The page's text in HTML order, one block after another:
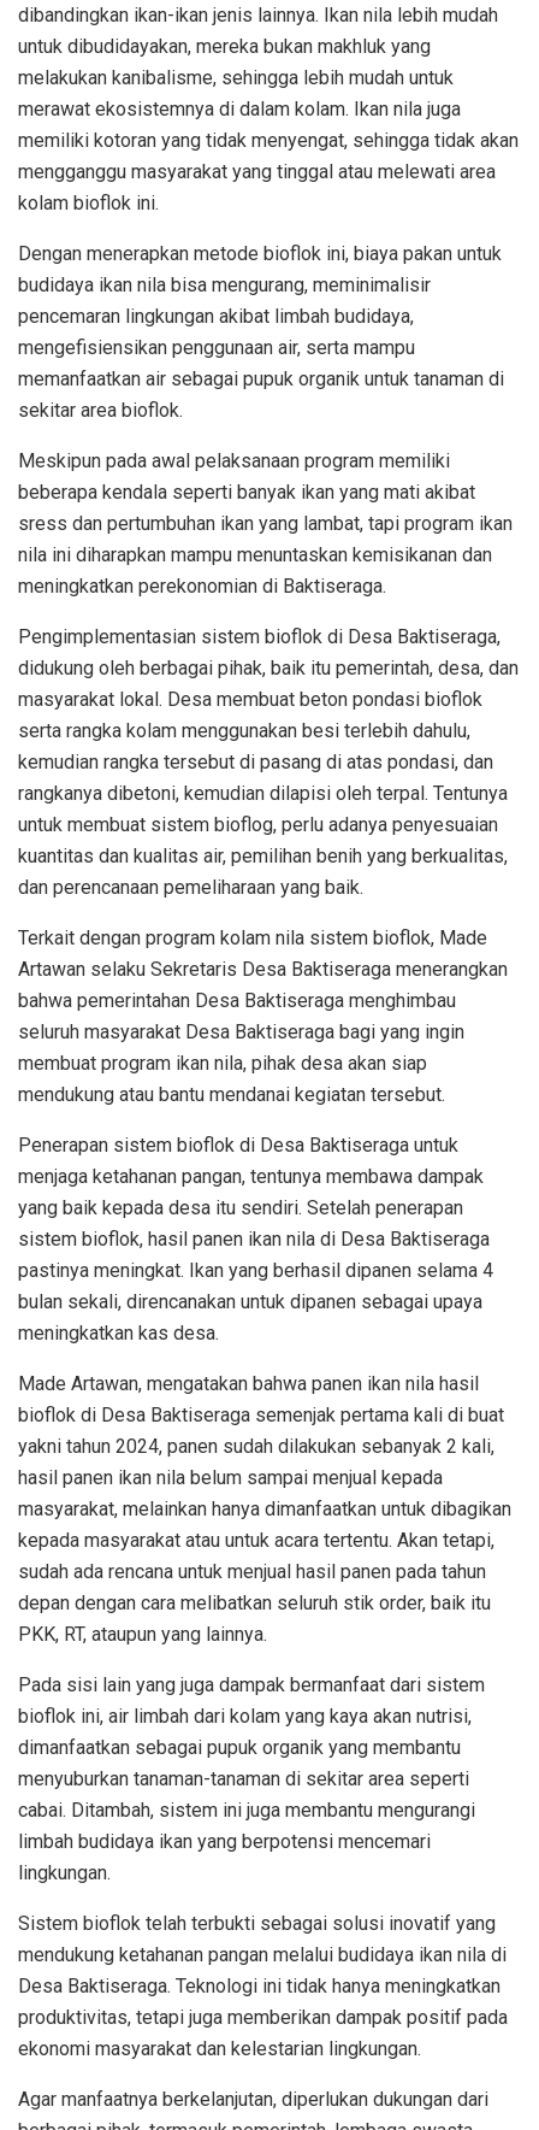
dibandingkan ikan-ikan jenis lainnya. Ikan nila lebih mudah
untuk dibudidayakan, mereka bukan makhluk yang
melakukan kanibalisme, sehingga lebih mudah untuk
merawat ekosistemnya di dalam kolam. Ikan nila juga
memiliki kotoran yang tidak menyengat, sehingga tidak akan
mengganggu masyarakat yang tinggal atau melewati area
kolam bioflok ini.
Dengan menerapkan metode bioflok ini, biaya pakan untuk
budidaya ikan nila bisa mengurang, meminimalisir
pencemaran lingkungan akibat limbah budidaya,
mengefisiensikan penggunaan air, serta mampu
memanfaatkan air sebagai pupuk organik untuk tanaman di
sekitar area bioflok.
Meskipun pada awal pelaksanaan program memiliki
beberapa kendala seperti banyak ikan yang mati akibat
sress dan pertumbuhan ikan yang lambat, tapi program ikan
nila ini diharapkan mampu menuntaskan kemisikanan dan
meningkatkan perekonomian di Baktiseraga.
Pengimplementasian sistem bioflok di Desa Baktiseraga,
didukung oleh berbagai pihak, baik itu pemerintah, desa, dan
masyarakat lokal. Desa membuat beton pondasi bioflok
serta rangka kolam menggunakan besi terlebih dahulu,
kemudian rangka tersebut di pasang di atas pondasi, dan
rangkanya dibetoni, kemudian dilapisi oleh terpal. Tentunya
untuk membuat sistem bioflog, perlu adanya penyesuaian
kuantitas dan kualitas air, pemilihan benih yang berkualitas,
dan perencanaan pemeliharaan yang baik.
Terkait dengan program kolam nila sistem bioflok, Made
Artawan selaku Sekretaris Desa Baktiseraga menerangkan
bahwa pemerintahan Desa Baktiseraga menghimbau
seluruh masyarakat Desa Baktiseraga bagi yang ingin
membuat program ikan nila, pihak desa akan siap
mendukung atau bantu mendanai kegiatan tersebut.
Penerapan sistem bioflok di Desa Baktiseraga untuk
menjaga ketahanan pangan, tentunya membawa dampak
yang baik kepada desa itu sendiri. Setelah penerapan
sistem bioflok, hasil panen ikan nila di Desa Baktiseraga
pastinya meningkat. Ikan yang berhasil dipanen selama 4
bulan sekali, direncanakan untuk dipanen sebagai upaya
meningkatkan kas desa.
Made Artawan, mengatakan bahwa panen ikan nila hasil
bioflok di Desa Baktiseraga semenjak pertama kali di buat
yakni tahun 2024, panen sudah dilakukan sebanyak 2 kali,
hasil panen ikan nila belum sampai menjual kepada
masyarakat, melainkan hanya dimanfaatkan untuk dibagikan
kepada masyarakat atau untuk acara tertentu. Akan tetapi,
sudah ada rencana untuk menjual hasil panen pada tahun
depan dengan cara melibatkan seluruh stik order, baik itu
PKK, RT, ataupun yang lainnya.
Pada sisi lain yang juga dampak bermanfaat dari sistem
bioflok ini, air limbah dari kolam yang kaya akan nutrisi,
dimanfaatkan sebagai pupuk organik yang membantu
menyuburkan tanaman-tanaman di sekitar area seperti
cabai. Ditambah, sistem ini juga membantu mengurangi
limbah budidaya ikan yang berpotensi mencemari
lingkungan.
Sistem bioflok telah terbukti sebagai solusi inovatif yang
mendukung ketahanan pangan melalui budidaya ikan nila di
Desa Baktiseraga. Teknologi ini tidak hanya meningkatkan
produktivitas, tetapi juga memberikan dampak positif pada
ekonomi masyarakat dan kelestarian lingkungan.
Agar manfaatnya berkelanjutan, diperlukan dukungan dari